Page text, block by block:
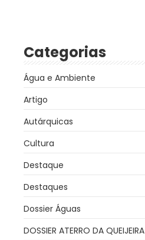
Categorias
Água e Ambiente
Artigo
Autárquicas
Cultura
Destaque
Destaques
Dossier Águas
DOSSIER ATERRO DA QUEIJEIRA